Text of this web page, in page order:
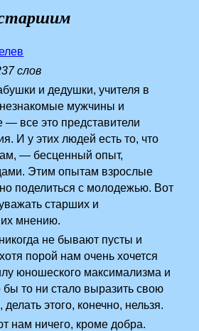
слов
и дедушки, учителя в
мужчины и
все это представители
И у этих людей есть то, что
— бесценный опыт,
Этим опытам взрослые
поделиться с молодежью. Вот
старших и
их мнению.
не бывают пусты и
порой нам очень хочется
юношеского максимализма и
бы то ни стало выразить свою
этого, конечно, нельзя.
нам ничего, кроме добра.